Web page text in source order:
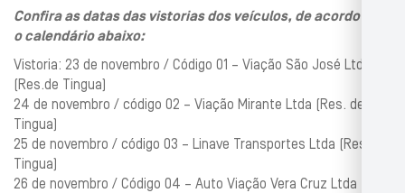
Confira as datas das vistorias dos veículos, de acordo com
o calendário abaixo:
Vistoria: 23 de novembro / Código 01 – Viação São José Ltda
(Res.de Tingua)
24 de novembro / código 02 – Viação Mirante Ltda (Res. de
Tingua)
25 de novembro / código 03 – Linave Transportes Ltda (Res.de
Tingua)
26 de novembro / Código 04 – Auto Viação Vera Cruz Ltda (Res.